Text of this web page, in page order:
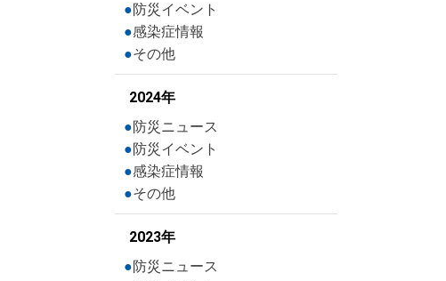
防災イベント
感染症情報
その他
2024年
防災ニュース
防災イベント
感染症情報
その他
2023年
防災ニュース